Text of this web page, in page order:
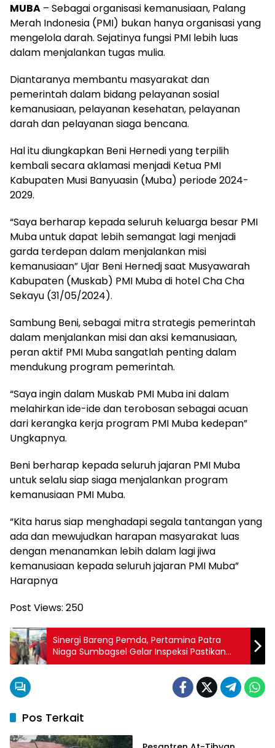
MUBA – Sebagai organisasi kemanusiaan, Palang
Merah Indonesia (PMI) bukan hanya organisasi yang
mengelola darah. Sejatinya fungsi PMI lebih luas
dalam menjalankan tugas mulia.
Diantaranya membantu masyarakat dan
pemerintah dalam bidang pelayanan sosial
kemanusiaan, pelayanan kesehatan, pelayanan
darah dan pelayanan siaga bencana.
Hal itu diungkapkan Beni Hernedi yang terpilih
kembali secara aklamasi menjadi Ketua PMI
Kabupaten Musi Banyuasin (Muba) periode 2024-
2029.
“Saya berharap kepada seluruh keluarga besar PMI
Muba untuk dapat lebih semangat lagi menjadi
garda terdepan dalam menjalankan misi
kemanusiaan” Ujar Beni Hernedj saat Musyawarah
Kabupaten (Muskab) PMI Muba di hotel Cha Cha
Sekayu (31/05/2024).
Sambung Beni, sebagai mitra strategis pemerintah
dalam menjalankan misi dan aksi kemanusiaan,
peran aktif PMI Muba sangatlah penting dalam
mendukung program pemerintah.
“Saya ingin dalam Muskab PMI Muba ini dalam
melahirkan ide-ide dan terobosan sebagai acuan
dari kerangka kerja program PMI Muba kedepan”
Ungkapnya.
Beni berharap kepada seluruh jajaran PMI Muba
untuk selalu siap siaga menjalankan program
kemanusiaan PMI Muba.
“Kita harus siap menghadapi segala tantangan yang
ada dan mewujudkan harapan masyarakat luas
dengan menanamkan lebih dalam lagi jiwa
kemanusiaan kepada seluruh jajaran PMI Muba”
Harapnya
Post Views: 250
Sinergi Bareng Pemda, Pertamina Patra
Niaga Sumbagsel Gelar Inspeksi Pastikan
Kualitas dan Kuantitas LPG 3 Kg Sesuai
Pos Terkait